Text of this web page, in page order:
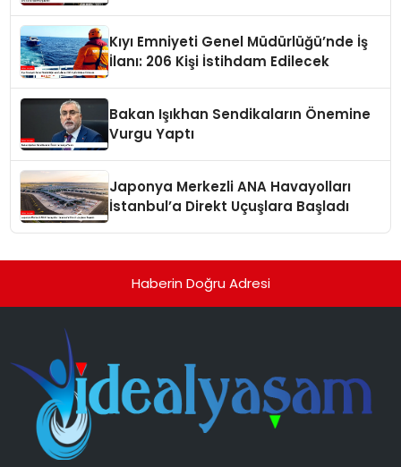
Kıyı Emniyeti Genel Müdürlüğü’nde İş
İlanı: 206 Kişi İstihdam Edilecek
Bakan Işıkhan Sendikaların Önemine
Vurgu Yaptı
Japonya Merkezli ANA Havayolları
İstanbul’a Direkt Uçuşlara Başladı
Haberin Doğru Adresi